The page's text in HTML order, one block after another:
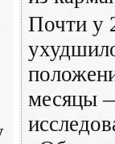
Почти у
месяцы